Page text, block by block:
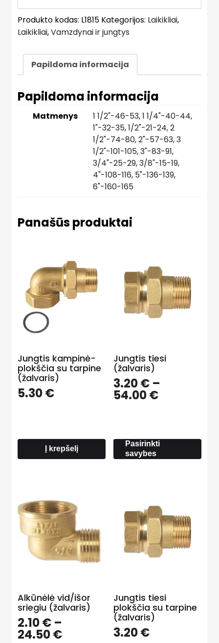
Produkto kodas: L1815 Kategorijos: Laikikliai,
Laikikliai,Vamzdynai ir jungtys
Papildoma informacija
Papildoma informacija
Matmenys 1 1/2"-46-53,1 1/4"-40-44,
1"-32-35,1/2"-21-24,2
1/2"-74-80,2"-57-63,3
1/2"-101-105,3"-83-91,
3/4"-25-29,3/8"-15-19,
4"-108-116, 5"-136-139,
6"-160-165
Panašūs produktai
Jungtis kampinė-
plokščia su tarpine
(žalvaris)
5.30€
Į krepšelį
Jungtis tiesi
(žalvaris)
3.20€ –
54.00€Price
54.00 €
Pasirinkti
savybes
Alkūnėlė vid/išor
sriegiu (žalvaris)
2.10€ –
24.50€Price
Jungtis tiesi
plokščia su tarpine
(žalvaris)
3.20€